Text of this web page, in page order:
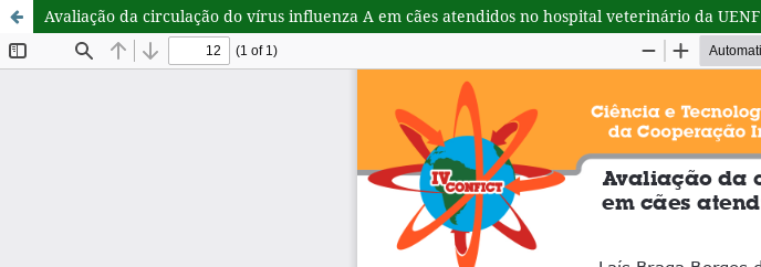
Avaliação da circulação do vírus influenza A em cães atendidos no hospital veterinário da UENF